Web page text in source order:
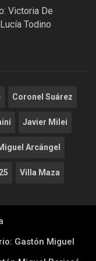
Victoria De
Todino
Coronel Suárez
Javier Milei
Arcángel
Villa Maza
Gastón Miguel